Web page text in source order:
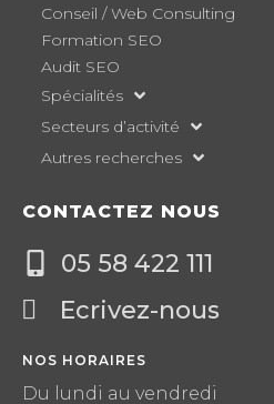
Conseil / Web Consulting
Formation SEO
Audit SEO
Spécialités
Secteurs d’activité
Autres recherches
CONTACTEZ NOUS
05 58 422 111
Ecrivez-nous
NOS HORAIRES
Du lundi au vendredi